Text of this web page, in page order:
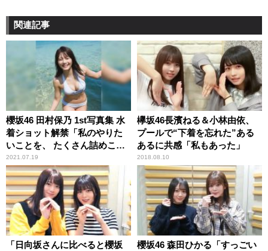
関連記事
櫻坂46 田村保乃 1st写真集 水
着ショット解禁「私のやりた
いことを、 たくさん詰めこん
でもらいました」
2021.07.19
欅坂46長濱ねる＆小林由依、
プールで“下着を忘れた”ある
あるに共感「私もあった」
2018.08.10
「日向坂さんに比べると櫻坂
櫻坂46 森田ひかる「すっごい